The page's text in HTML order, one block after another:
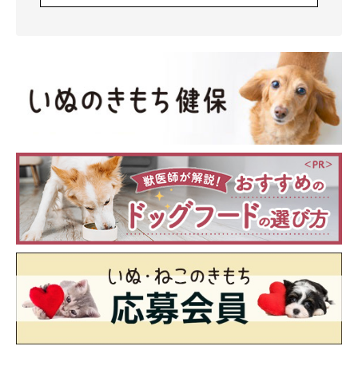
水分不足が原因の場合は、飲み水をあちこちに用意して、いつ
でも飲めるようにするほか、カツオのだし汁や肉のゆで汁で、フ
ードに風味を付けるのもよいでしょう。ウエットフードに切り替
えるのも方法です。結腸の運動性を調整する、繊維質の多い食事
も便秘の解消に役立ちます。療法食のほか、サプリメントが処方
される場合もあります。